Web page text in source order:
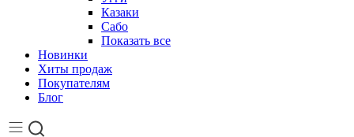
Казаки
Сабо
Показать все
Новинки
Хиты продаж
Покупателям
Блог